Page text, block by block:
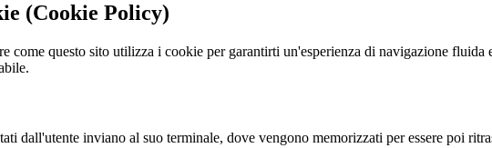
(Cookie Policy)
come questo sito utilizza i cookie per garantirti un'esperienza di navigazione fluida
dall'utente inviano al suo terminale, dove vengono memorizzati per essere poi